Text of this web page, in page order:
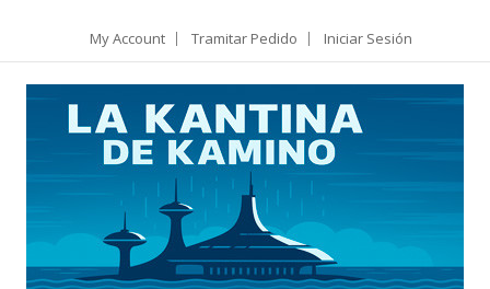
My Account Tramitar Pedido Iniciar Sesión